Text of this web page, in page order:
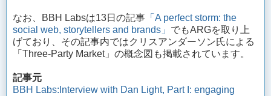
なお、BBH Labsは13日の記事 「A perfect storm: the
social web, storytellers and brands」 でもARGを取り上
げており、その記事内ではクリスアンダーソン氏による
「Three-Party Market」の概念図も掲載されています。
記事元
BBH Labs:Interview with Dan Light, Part I: engaging